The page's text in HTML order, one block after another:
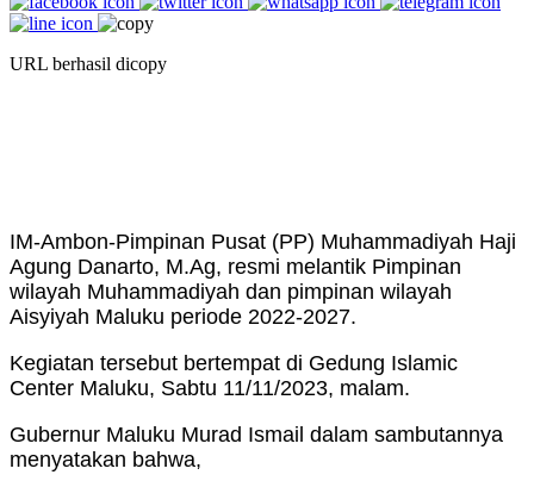
URL berhasil dicopy
IM-Ambon-Pimpinan Pusat (PP) Muhammadiyah Haji
Agung Danarto, M.Ag, resmi melantik Pimpinan
wilayah Muhammadiyah dan pimpinan wilayah
Aisyiyah Maluku periode 2022-2027.
Kegiatan tersebut bertempat di Gedung Islamic
Center Maluku, Sabtu 11/11/2023, malam.
Gubernur Maluku Murad Ismail dalam sambutannya
menyatakan bahwa,